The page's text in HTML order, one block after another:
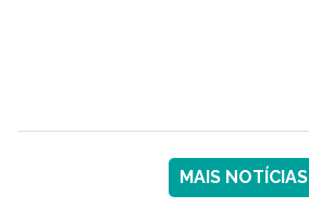
MAIS NOTÍCIAS